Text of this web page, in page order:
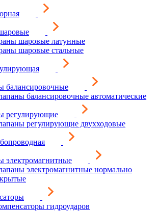
шаровые латунные
шаровые стальные
балансировочные
балансировочные автоматические
регулирующие
регулирующие двухходовые
электромагнитные
электромагнитные нормально
гидроударов